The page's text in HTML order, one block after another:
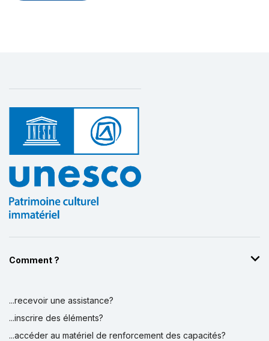
Comment ?
...recevoir une assistance?
...inscrire des éléments?
...accéder au matériel de renforcement des capacités?